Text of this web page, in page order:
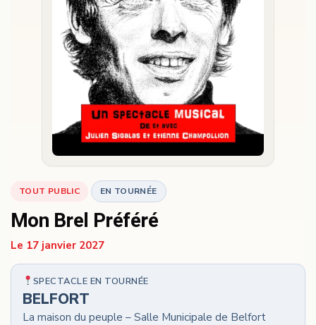
TOUT PUBLIC EN TOURNÉE
Mon Brel Préféré
Le 17 janvier 2027
SPECTACLE EN TOURNÉE
BELFORT
La maison du peuple – Salle Municipale de Belfort